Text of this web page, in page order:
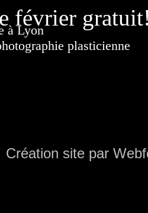
février
à LyonFrance. Banque
plasticienne
Création site par